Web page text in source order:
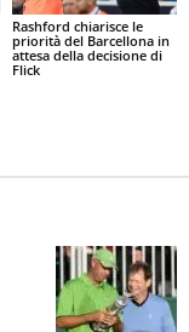
Rashford chiarisce le
priorità del Barcellona in
attesa della decisione di
Flick